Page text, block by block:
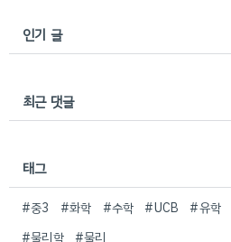
인기 글
최근 댓글
태그
#중3 #화학 #수학 #UCB #유학
#물리학 #물리